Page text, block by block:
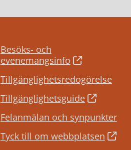
Besöks- och
evenemangsinfo
Tillgänglighetsredogörelse
Tillgänglighetsguide
Felanmälan och synpunkter
Tyck till om webbplatsen